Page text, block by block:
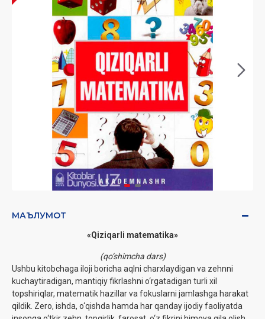
МАЪЛУМОТ
«Qiziqarli matematika»
(qo‘shimcha dars)
Ushbu kitobchaga iloji boricha aqlni charxlaydigan va zehnni
kuchaytiradigan, mantiqiy fikrlashni o‘rgatadigan turli xil
topshiriqlar, matematik hazillar va fokuslarni jamlashga harakat
qildik. Zero, ishda, o‘qishda hamda har qanday ijodiy faoliyatda